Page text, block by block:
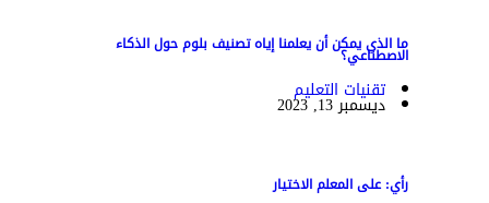
ما الذي يمكن أن يعلمنا إياه تصنيف بلوم حول الذكاء
الاصطناعي؟
تقنيات التعليم
ديسمبر 13, 2023
رأي: على المعلم الاختيار